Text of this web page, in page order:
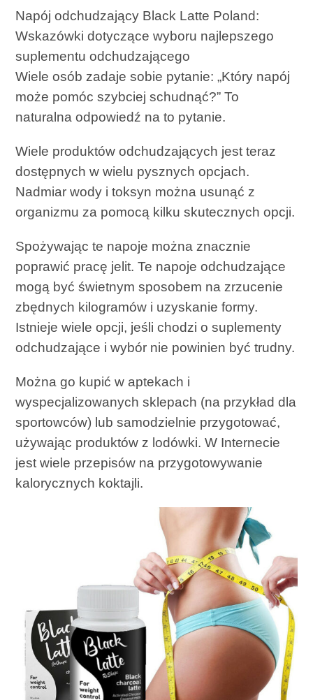
Napój odchudzający Black Latte Poland:
Wskazówki dotyczące wyboru najlepszego
suplementu odchudzającego
Wiele osób zadaje sobie pytanie: „Który napój
może pomóc szybciej schudnąć?” To
naturalna odpowiedź na to pytanie.
Wiele produktów odchudzających jest teraz
dostępnych w wielu pysznych opcjach.
Nadmiar wody i toksyn można usunąć z
organizmu za pomocą kilku skutecznych opcji.
Spożywając te napoje można znacznie
poprawić pracę jelit. Te napoje odchudzające
mogą być świetnym sposobem na zrzucenie
zbędnych kilogramów i uzyskanie formy.
Istnieje wiele opcji, jeśli chodzi o suplementy
odchudzające i wybór nie powinien być trudny.
Można go kupić w aptekach i
wyspecjalizowanych sklepach (na przykład dla
sportowców) lub samodzielnie przygotować,
używając produktów z lodówki. W Internecie
jest wiele przepisów na przygotowywanie
kalorycznych koktajli.